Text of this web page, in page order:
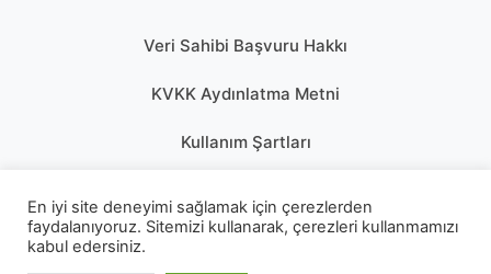
Veri Sahibi Başvuru Hakkı
KVKK Aydınlatma Metni
Kullanım Şartları
Çerez Politikası
En iyi site deneyimi sağlamak için çerezlerden
faydalanıyoruz. Sitemizi kullanarak, çerezleri kullanmamızı
kabul edersiniz.